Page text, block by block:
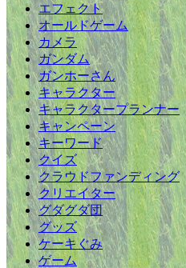
エフェクト
オールドゲーム
カメラ
ガンダム
ガンホーさん
キャラクター
キャラクタープランナー
キャンペーン
キーワード
クイズ
クラウドファンディング
クリエイター
グダグダ団
グッズ
ケーキぐみ
ゲーム